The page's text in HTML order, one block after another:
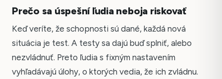
Prečo sa úspešní ľudia neboja riskovať
Keď veríte, že schopnosti sú dané, každá nová
situácia je test. A testy sa dajú buď splniť, alebo
nezvládnuť. Preto ľudia s fixným nastavením
vyhľadávajú úlohy, o ktorých vedia, že ich zvládnu.